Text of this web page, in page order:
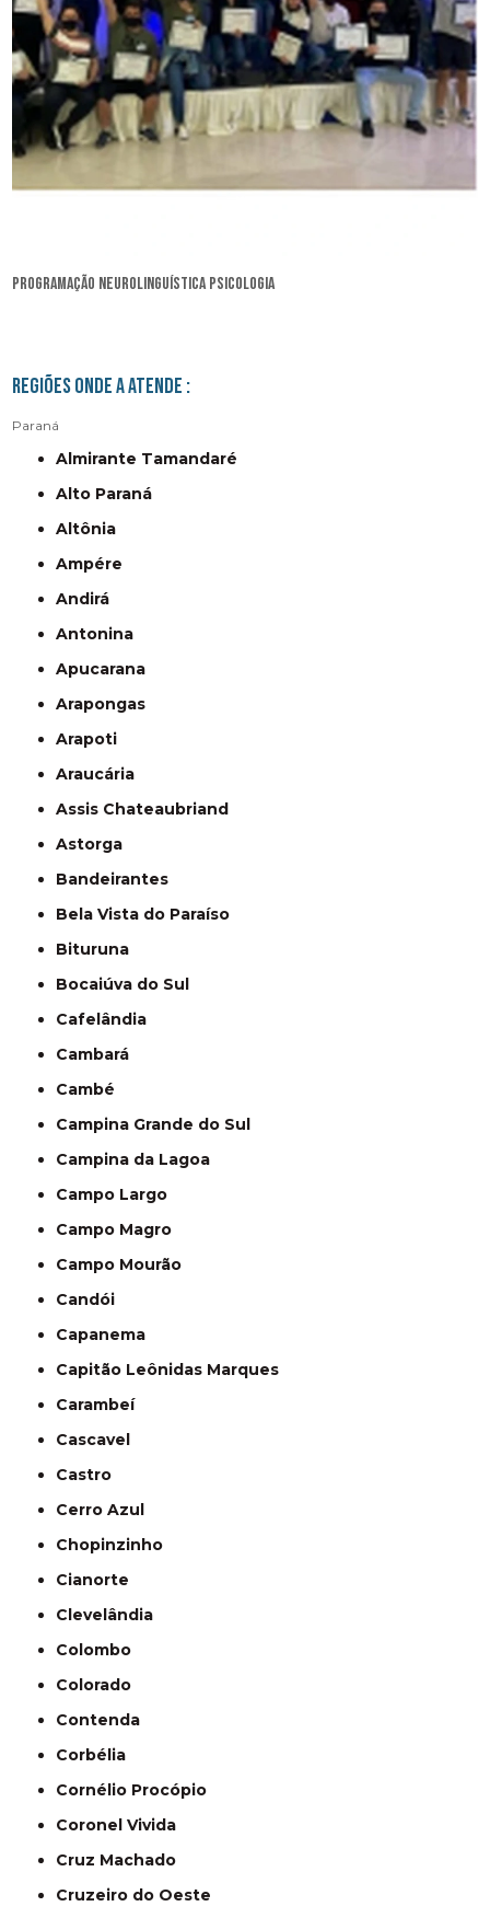
programação neurolinguística psicologia
Regiões onde a atende :
Paraná
Almirante Tamandaré
Alto Paraná
Altônia
Ampére
Andirá
Antonina
Apucarana
Arapongas
Arapoti
Araucária
Assis Chateaubriand
Astorga
Bandeirantes
Bela Vista do Paraíso
Bituruna
Bocaiúva do Sul
Cafelândia
Cambará
Cambé
Campina Grande do Sul
Campina da Lagoa
Campo Largo
Campo Magro
Campo Mourão
Candói
Capanema
Capitão Leônidas Marques
Carambeí
Cascavel
Castro
Cerro Azul
Chopinzinho
Cianorte
Clevelândia
Colombo
Colorado
Contenda
Corbélia
Cornélio Procópio
Coronel Vivida
Cruz Machado
Cruzeiro do Oeste